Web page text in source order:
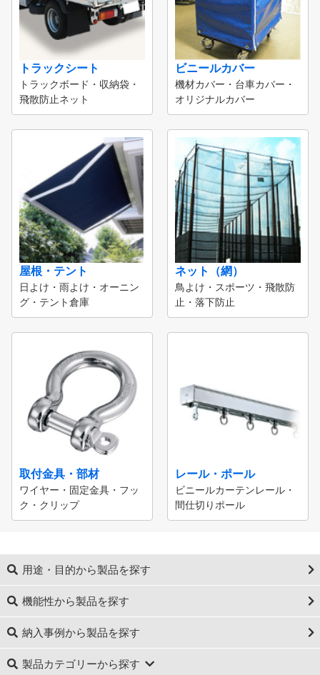
トラックシート
トラックボード・収納袋・
飛散防止ネット
ビニールカバー
機材カバー・台車カバー・
オリジナルカバー
屋根・テント
日よけ・雨よけ・オーニン
グ・テント倉庫
ネット（網）
鳥よけ・スポーツ・飛散防
止・落下防止
取付金具・部材
ワイヤー・固定金具・フッ
ク・クリップ
レール・ポール
ビニールカーテンレール・
間仕切りポール
用途・目的から製品を探す
機能性から製品を探す
納入事例から製品を探す
製品カテゴリーから探す